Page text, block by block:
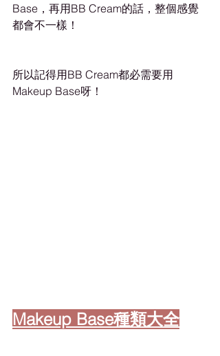
Base，再用BB Cream的話，整個感覺
都會不一樣！
所以記得用BB Cream都必需要用
Makeup Base呀！
Makeup Base種類大全